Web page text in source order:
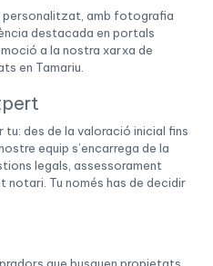
personalitzat, amb fotografia
destacada en portals
a la nostra xarxa de
en Tamariu.
des de la valoració inicial fins
equip s’encarrega de la
legals, assessorament
Tu només has de decidir